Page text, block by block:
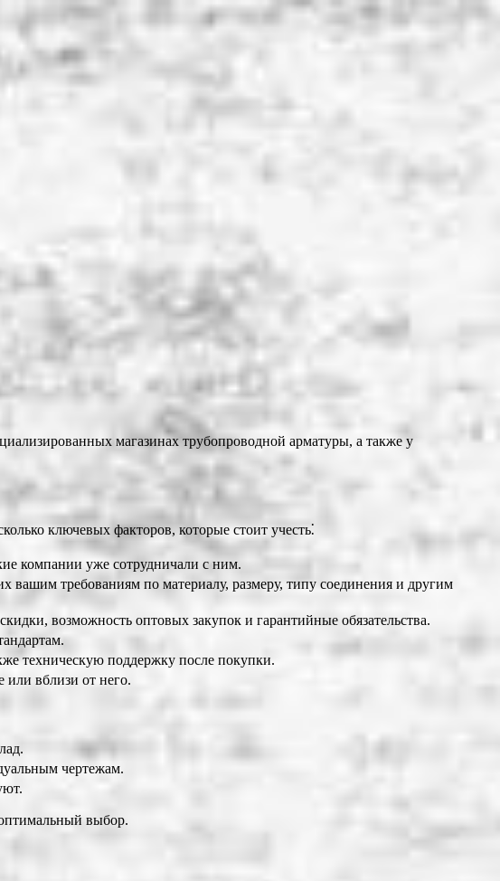
магазинах трубопроводной арматуры, а также у
ключевых факторов, которые стоит учесть⁚
компании уже сотрудничали с ним.
вашим требованиям по материалу, размеру, типу соединения и другим
возможность оптовых закупок и гарантийные обязательства.
техническую поддержку после покупки.
или вблизи от него.
чертежам.
выбор.